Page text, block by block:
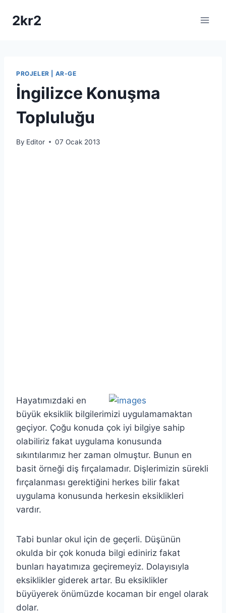
2kr2
PROJELER | AR-GE
İngilizce Konuşma
Topluluğu
By Editor 07 Ocak 2013
Hayatımızdaki en
büyük eksiklik bilgilerimizi uygulamamaktan
geçiyor. Çoğu konuda çok iyi bilgiye sahip
olabiliriz fakat uygulama konusunda
sıkıntılarımız her zaman olmuştur. Bunun en
basit örneği diş fırçalamadır. Dişlerimizin sürekli
fırçalanması gerektiğini herkes bilir fakat
uygulama konusunda herkesin eksiklikleri
vardır.
Tabi bunlar okul için de geçerli. Düşünün
okulda bir çok konuda bilgi ediniriz fakat
bunları hayatımıza geçiremeyiz. Dolayısıyla
eksiklikler giderek artar. Bu eksiklikler
büyüyerek önümüzde kocaman bir engel olarak
dolar.